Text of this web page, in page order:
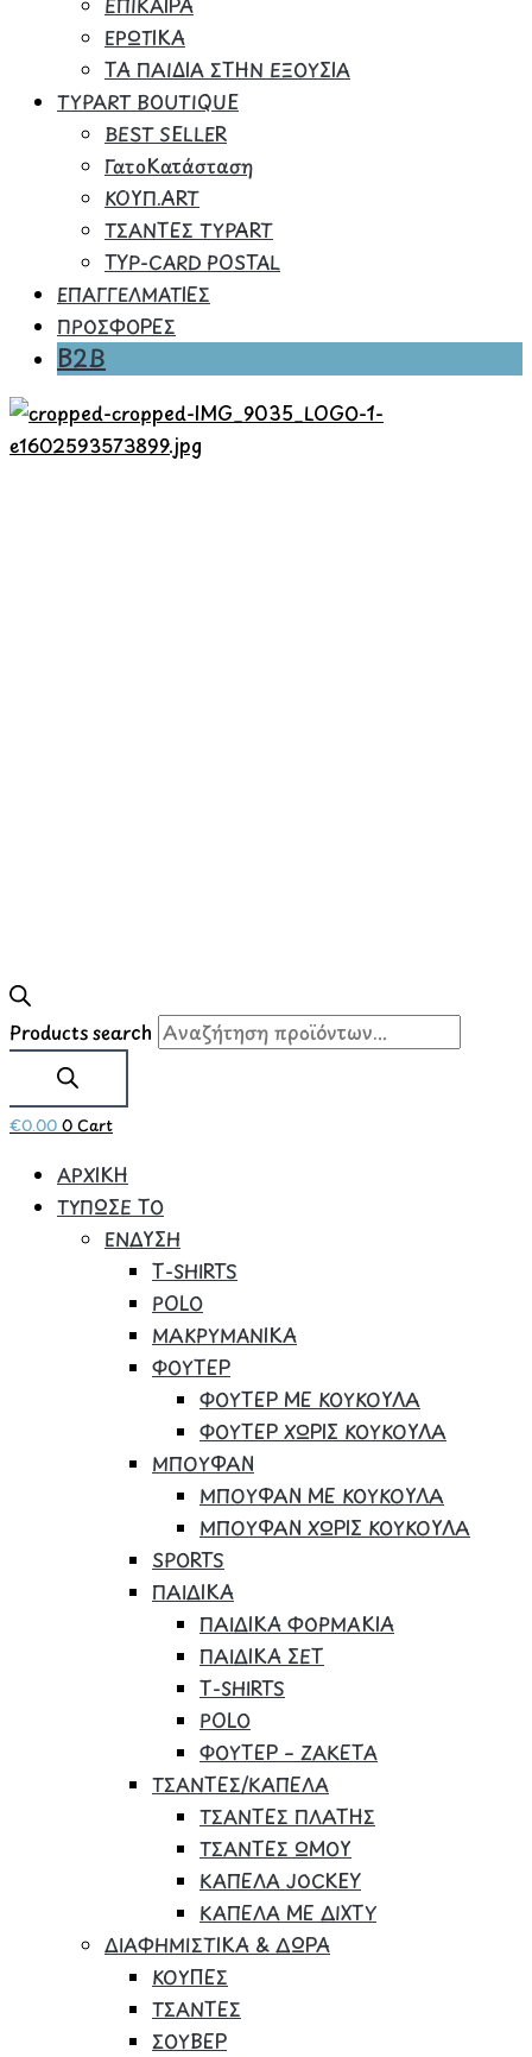
ΕΠΙΚΑΙΡΑ
ΕΡΩΤΙΚΑ
ΤΑ ΠΑΙΔΙΑ ΣΤΗΝ ΕΞΟΥΣΙΑ
TYPART BOUTIQUE
BEST SELLER
ΓατοΚατάσταση
ΚΟΥΠ.ART
ΤΣΑΝΤΕΣ TYPART
TYP-CARD POSTAL
ΕΠΑΓΓΕΛΜΑΤΙΕΣ
ΠΡΟΣΦΟΡΕΣ
B2B
Products search
€0.00 0 Cart
ΑΡΧΙΚΗ
ΤΥΠΩΣΕ ΤΟ
ΕΝΔΥΣΗ
Τ-SHIRTS
POLO
ΜΑΚΡΥΜΑΝΙΚΑ
ΦΟΥΤΕΡ
ΦΟΥΤΕΡ ΜΕ ΚΟΥΚΟΥΛΑ
ΦΟΥΤΕΡ ΧΩΡΙΣ ΚΟΥΚΟΥΛΑ
ΜΠΟΥΦΑΝ
ΜΠΟΥΦΑΝ ΜΕ ΚΟΥΚΟΥΛΑ
ΜΠΟΥΦΑΝ ΧΩΡΙΣ ΚΟΥΚΟΥΛΑ
SPORTS
ΠΑΙΔΙΚΑ
ΠΑΙΔΙΚΑ ΦΟΡΜΑΚΙΑ
ΠΑΙΔΙΚΑ ΣΕΤ
Τ-SHIRTS
POLO
ΦΟΥΤΕΡ – ΖΑΚΕΤΑ
ΤΣΑΝΤΕΣ/ΚΑΠΕΛΑ
ΤΣΑΝΤΕΣ ΠΛΑΤΗΣ
ΤΣΑΝΤΕΣ ΩΜΟΥ
ΚΑΠΕΛΑ JOCKEY
ΚΑΠΕΛΑ ΜΕ ΔΙΧΤΥ
ΔΙΑΦΗΜΙΣΤΙΚΑ & ΔΩΡΑ
ΚΟΥΠΕΣ
ΤΣΑΝΤΕΣ
ΣΟΥΒΕΡ